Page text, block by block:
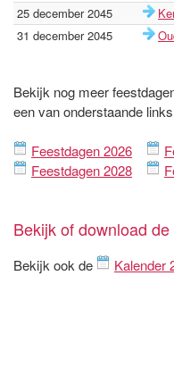
25 december 2045
31 december 2045
Bekijk nog meer
een van onderstaande
Feestdagen 2026
Feestdagen 2028
Bekijk of download
Bekijk ook de Kalender